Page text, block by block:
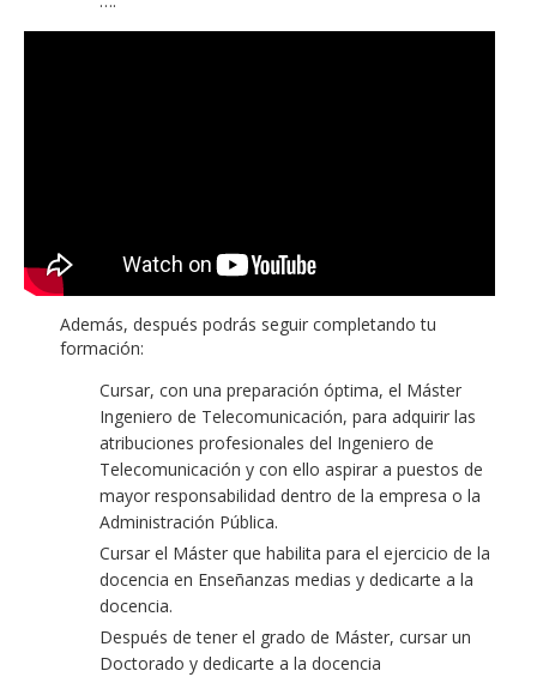
Además, después podrás seguir completando tu
formación:
Cursar, con una preparación óptima, el Máster
Ingeniero de Telecomunicación, para adquirir las
atribuciones profesionales del Ingeniero de
Telecomunicación y con ello aspirar a puestos de
mayor responsabilidad dentro de la empresa o la
Administración Pública.
Cursar el Máster que habilita para el ejercicio de la
docencia en Enseñanzas medias y dedicarte a la
docencia.
Después de tener el grado de Máster, cursar un
Doctorado y dedicarte a la docencia